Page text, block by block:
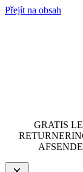
Přejít na obsah
GRATIS